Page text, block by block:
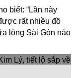
biết: “Lần này
rất nhiều đồ
lòng Sài Gòn náo